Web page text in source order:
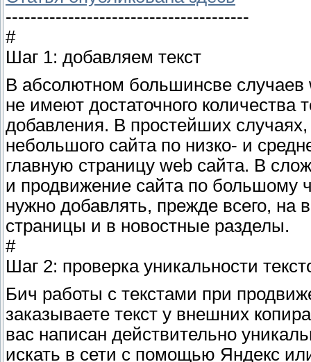
---------------------------------------
#
Шаг 1: добавляем текст
В абсолютном большинсве
не имеют достаточного количества
добавления. В простейших
небольшого сайта по низко- и
главную страницу web сайта. В
и продвижение сайта по большому
нужно добавлять, прежде всего,
страницы и в новостные разделы.
#
Шаг 2: проверка уникальности
Бич работы с текстами при
заказываете текст у внешних
вас написан действительно
искать в сети с помощью Яндекс